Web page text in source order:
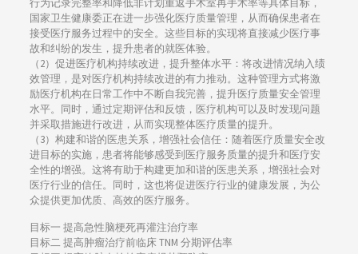
行为记录完整率和降低非计划重返手术室再手术率等具体目标，
国家卫生健康委正在进一步强化医疗质量管理，从而确保患者在
接受医疗服务过程中的安全。这些目标的实现将直接减少医疗事
故和纠纷的发生，提升患者的就医体验。
（2）促进医疗机构持续改进，提升整体水平：将改进情况纳入绩
效管理，是对医疗机构持续改进的有力推动。这种管理方式将激
励医疗机构在日常工作中不断自我完善，提升医疗质量安全管理
水平。同时，通过定期评估和反馈，医疗机构可以及时发现问题
并采取措施进行改进，从而实现整体医疗质量的提升。
（3）构建和谐的医患关系，增强社会信任：随着医疗质量安全改
进目标的实施，患者将能够感受到医疗服务质量的提升和医疗安
全性的增强。这将有助于构建更加和谐的医患关系，增强社会对
医疗行业的信任。同时，这也将促进医疗行业的健康发展，为公
众提供更加优质、高效的医疗服务。
目标一 提高急性脑梗死再灌注治疗率
目标二 提高肿瘤治疗前临床 TNM 分期评估率